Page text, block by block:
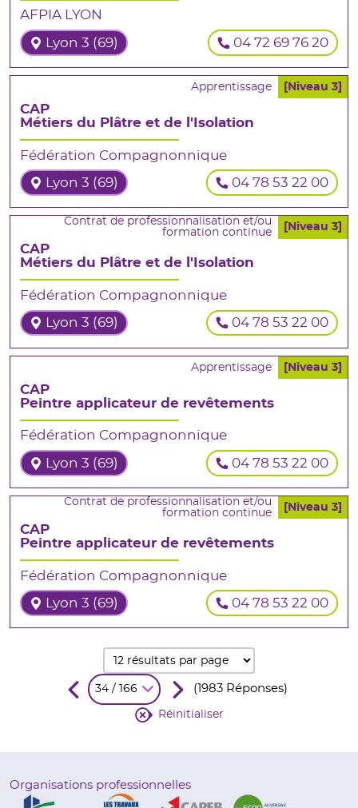
AFPIA LYON
Lyon 3 (69) 04 72 69 76 20
Apprentissage [Niveau 3]
CAP
Métiers du Plâtre et de l'Isolation
Fédération Compagnonnique
Lyon 3 (69) 04 78 53 22 00
Contrat de professionnalisation et/ou
formation continue
[Niveau 3]
CAP
Métiers du Plâtre et de l'Isolation
Fédération Compagnonnique
Lyon 3 (69) 04 78 53 22 00
Apprentissage [Niveau 3]
CAP
Peintre applicateur de revêtements
Fédération Compagnonnique
Lyon 3 (69) 04 78 53 22 00
Contrat de professionnalisation et/ou
formation continue
[Niveau 3]
CAP
Peintre applicateur de revêtements
Fédération Compagnonnique
Lyon 3 (69) 04 78 53 22 00
34 / 166 (1983 Réponses)
Réinitialiser
Organisations professionnelles